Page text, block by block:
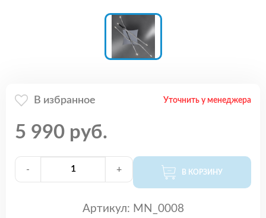
В избранное Уточнить у менеджера
5 990 руб.
- + В КОРЗИНУ
Артикул: MN_0008